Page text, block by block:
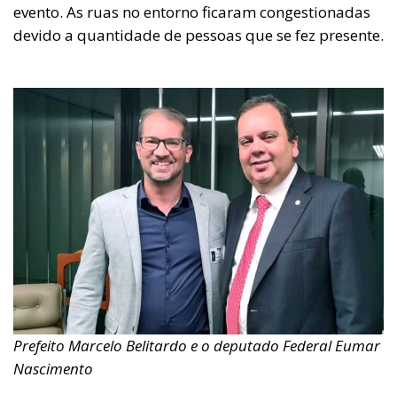
evento. As ruas no entorno ficaram congestionadas
devido a quantidade de pessoas que se fez presente.
Prefeito Marcelo Belitardo e o deputado Federal Eumar
Nascimento